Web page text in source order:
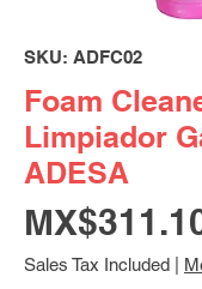
SKU: ADFC02
Foam
Limpiador
ADESA
Sales Tax Included